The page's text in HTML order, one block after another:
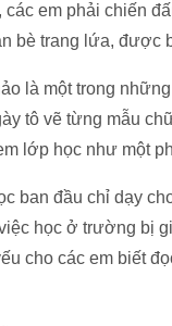
em phải chiến
bè trang lứa, được
là một trong
tô vẽ từng mẫu
lớp học như một
ban đầu chỉ dạy
học ở trường bị
cho các em biết